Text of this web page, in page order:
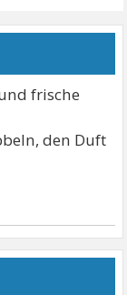
frische
den Duft